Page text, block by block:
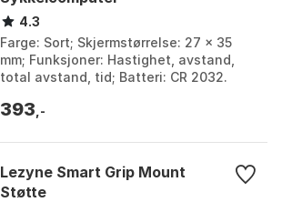
4.3
Farge: Sort; Skjermstørrelse: 27 x 35
mm; Funksjoner: Hastighet, avstand,
total avstand, tid; Batteri: CR 2032.
393 ,-
Lezyne Smart Grip Mount
Støtte